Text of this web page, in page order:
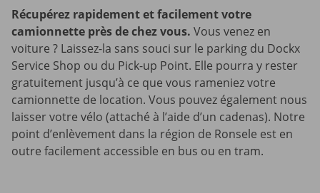
Récupérez rapidement et facilement votre
camionnette près de chez vous. Vous venez en
voiture ? Laissez-la sans souci sur le parking du Dockx
Service Shop ou du Pick-up Point. Elle pourra y rester
gratuitement jusqu’à ce que vous rameniez votre
camionnette de location. Vous pouvez également nous
laisser votre vélo (attaché à l’aide d’un cadenas). Notre
point d’enlèvement dans la région de Ronsele est en
outre facilement accessible en bus ou en tram.